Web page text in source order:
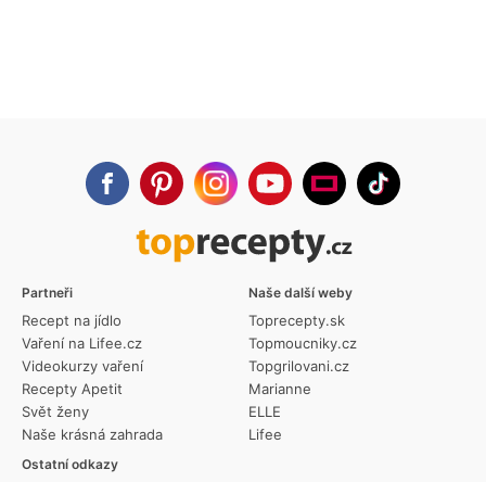
Partneři
Recept na jídlo
Vaření na Lifee.cz
Videokurzy vaření
Recepty Apetit
Svět ženy
Naše krásná zahrada
Ostatní odkazy
Naše další weby
Toprecepty.sk
Topmoucniky.cz
Topgrilovani.cz
Marianne
ELLE
Lifee